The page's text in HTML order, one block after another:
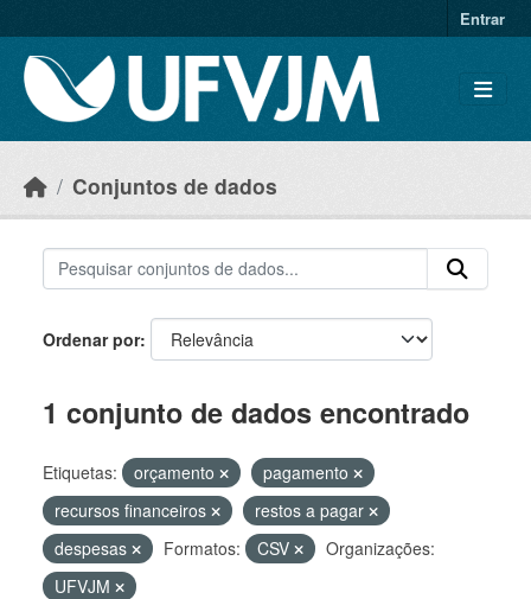
Entrar
Conjuntos de dados
Ordenar por
1 conjunto de dados encontrado
Etiquetas: orçamento
pagamento
recursos financeiros
restos a pagar
despesas
Formatos: CSV
Organizações:
UFVJM